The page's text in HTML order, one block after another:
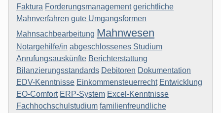
Faktura Forderungsmanagement gerichtliche
Mahnverfahren gute Umgangsformen
Mahnsachbearbeitung Mahnwesen
Notargehilfe/in abgeschlossenes Studium
Anrufungsauskünfte Berichterstattung
Bilanzierungsstandards Debitoren Dokumentation
EDV-Kenntnisse Einkommensteuerrecht Entwicklung
EO-Comfort ERP-System Excel-Kenntnisse
Fachhochschulstudium familienfreundliche